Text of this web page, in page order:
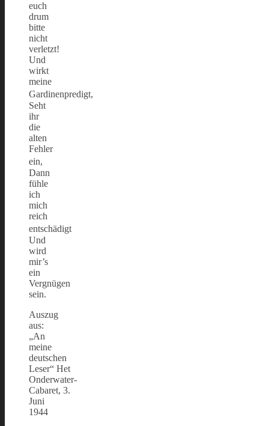
euch
drum
bitte
nicht
verletzt!
Und
wirkt
meine
Gardinenpredigt,
Seht
ihr
die
alten
Fehler
ein,
Dann
fühle
ich
mich
reich
entschädigt
Und
wird
mir’s
ein
Vergnügen
sein.
Auszug
aus:
„An
meine
deutschen
Leser“ Het
Onderwater-
Cabaret, 3.
Juni
1944